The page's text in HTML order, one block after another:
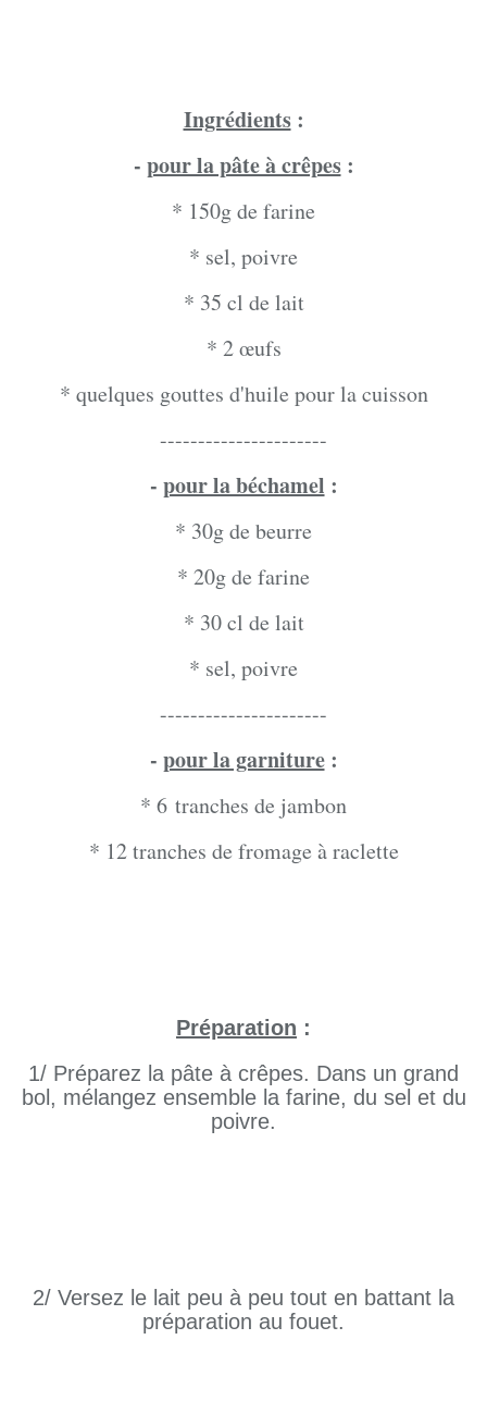
Ingrédients:
- pour la pâte à crêpes:
* 150g de farine
* sel, poivre
* 35 cl de lait
* 2 œufs
* quelques gouttes d'huile pour la cuisson
----------------------
- pour la béchamel :
* 30g de beurre
* 20g de farine
* 30 cl de lait
* sel, poivre
----------------------
- pour la garniture:
* 6 tranches de jambon
* 12 tranches de fromage à raclette
Préparation :
1/ Préparez la pâte à crêpes. Dans un grand
bol, mélangez ensemble la farine, du sel et du
poivre.
2/ Versez le lait peu à peu tout en battant la
préparation au fouet.